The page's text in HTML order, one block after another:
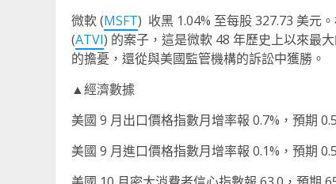
微軟 (MSFT) 收黑 1.04% 至每股 327.73 美元
(ATVI) 的案子，這是微軟 48 年歷史上以來最
的擔憂，還從與美國監管機構的訴訟中獲勝。
▲經濟數據
美國 9 月出口價格指數月增率報 0.7%，預期
美國 9 月進口價格指數月增率報 0.1%，預期